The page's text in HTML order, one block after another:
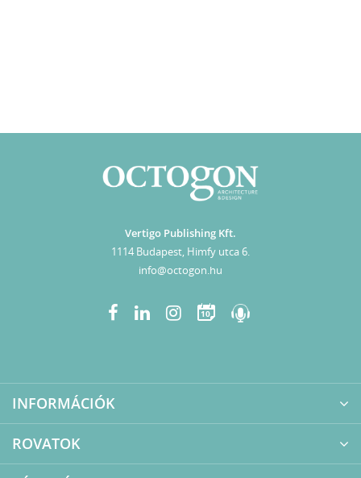
Vertigo Publishing Kft.
1114 Budapest, Himfy utca 6.
info@octogon.hu
10
INFORMÁCIÓK
ROVATOK